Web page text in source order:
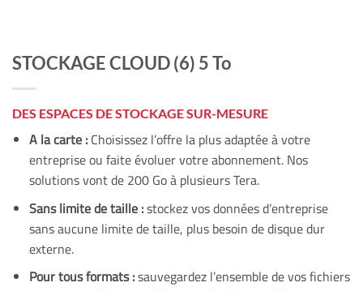
STOCKAGE CLOUD (6) 5 To
DES ESPACES DE STOCKAGE SUR-MESURE
A la carte :Choisissez l’offre la plus adaptée à votre
entreprise ou faite évoluer votre abonnement. Nos
solutions vont de 200 Go à plusieurs Tera.
Sans limite de taille :stockez vos données d’entreprise
sans aucune limite de taille, plus besoin de disque dur
externe.
Pour tous formats :sauvegardez l’ensemble de vos fichiers